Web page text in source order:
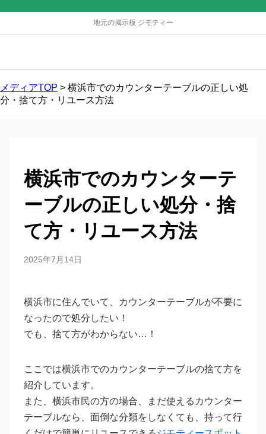
地元の掲示板 ジモティー
メディアTOP > 横浜市でのカウンターテーブルの正しい処
分・捨て方・リユース方法
横浜市でのカウンターテ
ーブルの正しい処分・捨
て方・リユース方法
2025年7月14日
横浜市に住んでいて、カウンターテーブルが不要に
なったので処分したい！
でも、捨て方がわからない…！
ここでは横浜市でのカウンターテーブルの捨て方を
紹介しています。
また、横浜市民の方の場合、まだ使えるカウンター
テーブルなら、面倒な分類をしなくても、持って行